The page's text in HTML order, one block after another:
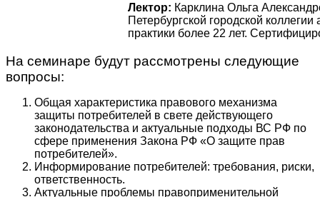
Лектор: Карклина Ольга
Петербургской городской
практики более 22 лет.
На семинаре будут рассмотрены следующие
вопросы:
Общая характеристика правового механизма
защиты потребителей в свете действующего
законодательства и актуальные подходы ВС РФ по
сфере применения Закона РФ «О защите прав
потребителей».
Информирование потребителей: требования, риски,
ответственность.
Актуальные проблемы правоприменительной